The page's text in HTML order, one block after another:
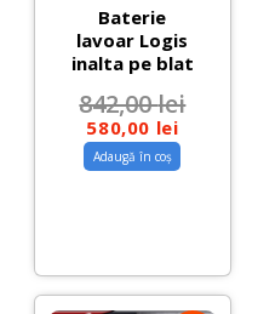
Baterie
lavoar Logis
inalta pe blat
842,00lei
580,00 lei
Adaugă în coș